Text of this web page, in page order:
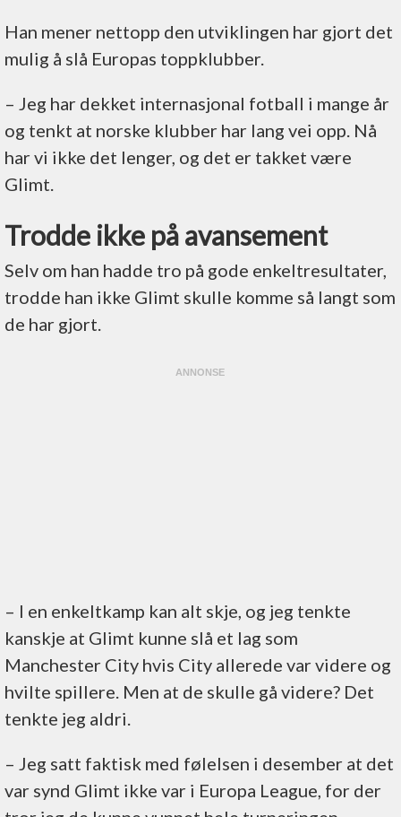
Han mener nettopp den utviklingen har gjort det
mulig å slå Europas toppklubber.
– Jeg har dekket internasjonal fotball i mange år
og tenkt at norske klubber har lang vei opp. Nå
har vi ikke det lenger, og det er takket være
Glimt.
Trodde ikke på avansement
Selv om han hadde tro på gode enkeltresultater,
trodde han ikke Glimt skulle komme så langt som
de har gjort.
– I en enkeltkamp kan alt skje, og jeg tenkte
kanskje at Glimt kunne slå et lag som
Manchester City hvis City allerede var videre og
hvilte spillere. Men at de skulle gå videre? Det
tenkte jeg aldri.
– Jeg satt faktisk med følelsen i desember at det
var synd Glimt ikke var i Europa League, for der